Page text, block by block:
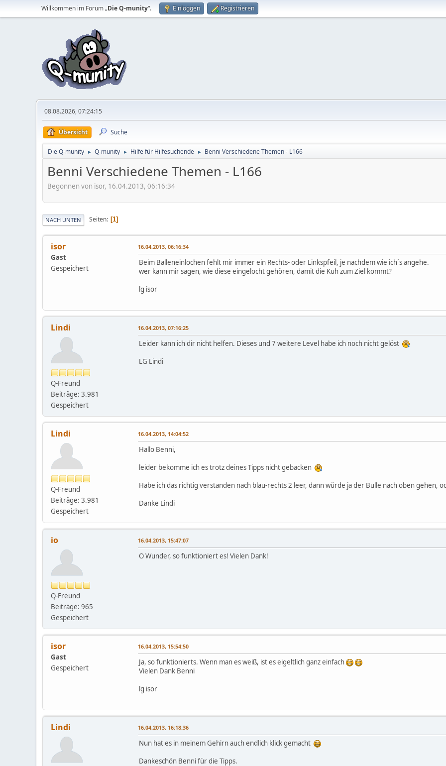
Willkommen im Forum „Die Q-munity“. Einloggen Registrieren
08.08.2026, 07:24:15
Übersicht Suche
Die Q-munity ► Q-munity ► Hilfe für Hilfesuchende ► Benni Verschiedene Themen - L166
Benni Verschiedene Themen - L166
Begonnen von isor, 16.04.2013, 06:16:34
NACH UNTEN Seiten 1
isor
Gast
Gespeichert
16.04.2013, 06:16:34
Beim Balleneinlochen fehlt mir immer ein Rechts- oder Linkspfeil, je nachdem wie ich´s angehe.
wer kann mir sagen, wie diese eingelocht gehören, damit die Kuh zum Ziel kommt?
lg isor
Lindi
Q-Freund
Beiträge: 3.981
Gespeichert
16.04.2013, 07:16:25
Leider kann ich dir nicht helfen. Dieses und 7 weitere Level habe ich noch nicht gelöst
LG Lindi
Lindi
Q-Freund
Beiträge: 3.981
Gespeichert
16.04.2013, 14:04:52
Hallo Benni,
leider bekomme ich es trotz deines Tipps nicht gebacken
Habe ich das richtig verstanden nach blau-rechts 2 leer, dann würde ja der Bulle nach oben gehen,
Danke Lindi
io
Q-Freund
Beiträge: 965
Gespeichert
16.04.2013, 15:47:07
O Wunder, so funktioniert es! Vielen Dank!
isor
Gast
Gespeichert
16.04.2013, 15:54:50
Ja, so funktionierts. Wenn man es weiß, ist es eigeltlich ganz einfach
Vielen Dank Benni
lg isor
Lindi 16.04.2013, 16:18:36
Nun hat es in meinem Gehirn auch endlich klick gemacht
Dankeschön Benni für die Tipps.